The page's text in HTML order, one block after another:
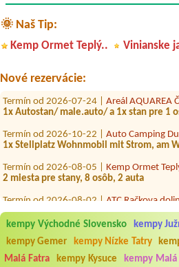
🌞 Naš Tip:
Kemp Ormet Teplý.. Vinianske
Nové rezervácie:
1 miesto s el. pripojkou pri vode, 2
Termín od 2026-07-19 | minicamping jana
1 miesto pre stan a 3 osoby
Termín od 2026-07-24 | Areál AQUAREA
1x Autostan/ male.auto/ a 1x stan pre 1
Termín od 2026-10-22 | Auto Camping
1x Stellplatz Wohnmobil mit Strom, am
Termín od 2026-08-05 | Kemp Ormet
2 miesta pre stany, 8 osôb, 2 auta
Termín od 2026-08-02 | ATC Račkova
Termín od 2026-08-01 | Autokemp
Termín od 2026-08-07 | Rekrečné
Termín od 2026-08-14 |Vinianske jazero
kempy Východné Slovensko kempy
kempy Gemer
kempy Nízke Tatry
Malá Fatra
kempy Kysuce kempy Malá